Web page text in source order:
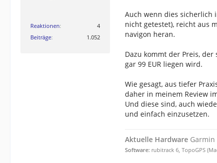
Reaktionen
4
Beiträge
1.052
Auch wenn dies sicherlich
nicht getestet), reicht aus
navigon heran.
Dazu kommt der Preis,
gar 99 EUR liegen wird.
Wie gesagt, aus tiefer
daher in meinem Review
Und diese sind, auch
und einfach einzusetzen.
Aktuelle Hardware Garmin
Software: rubitrack 6, TopoGPS